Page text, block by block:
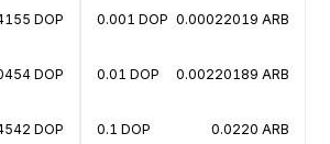
DOP
DOP
DOP
0.001 DOP 0.00022019 ARB
0.01 DOP 0.00220189 ARB
0.1 DOP 0.0220 ARB